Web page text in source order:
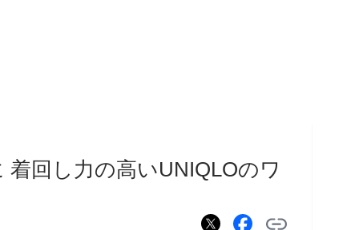
回し力の高いUNIQLOのワ